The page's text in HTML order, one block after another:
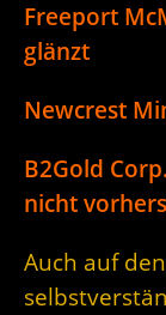
Freeport
glänzt
Newcrest
B2Gold
nicht
Auch auf